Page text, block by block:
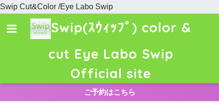
Swip Cut&Color /Eye Labo Swip
Swip(ｽｳｨｯﾌﾟ) color &
cut Eye Labo Swip
Official site
ご予約はこちら